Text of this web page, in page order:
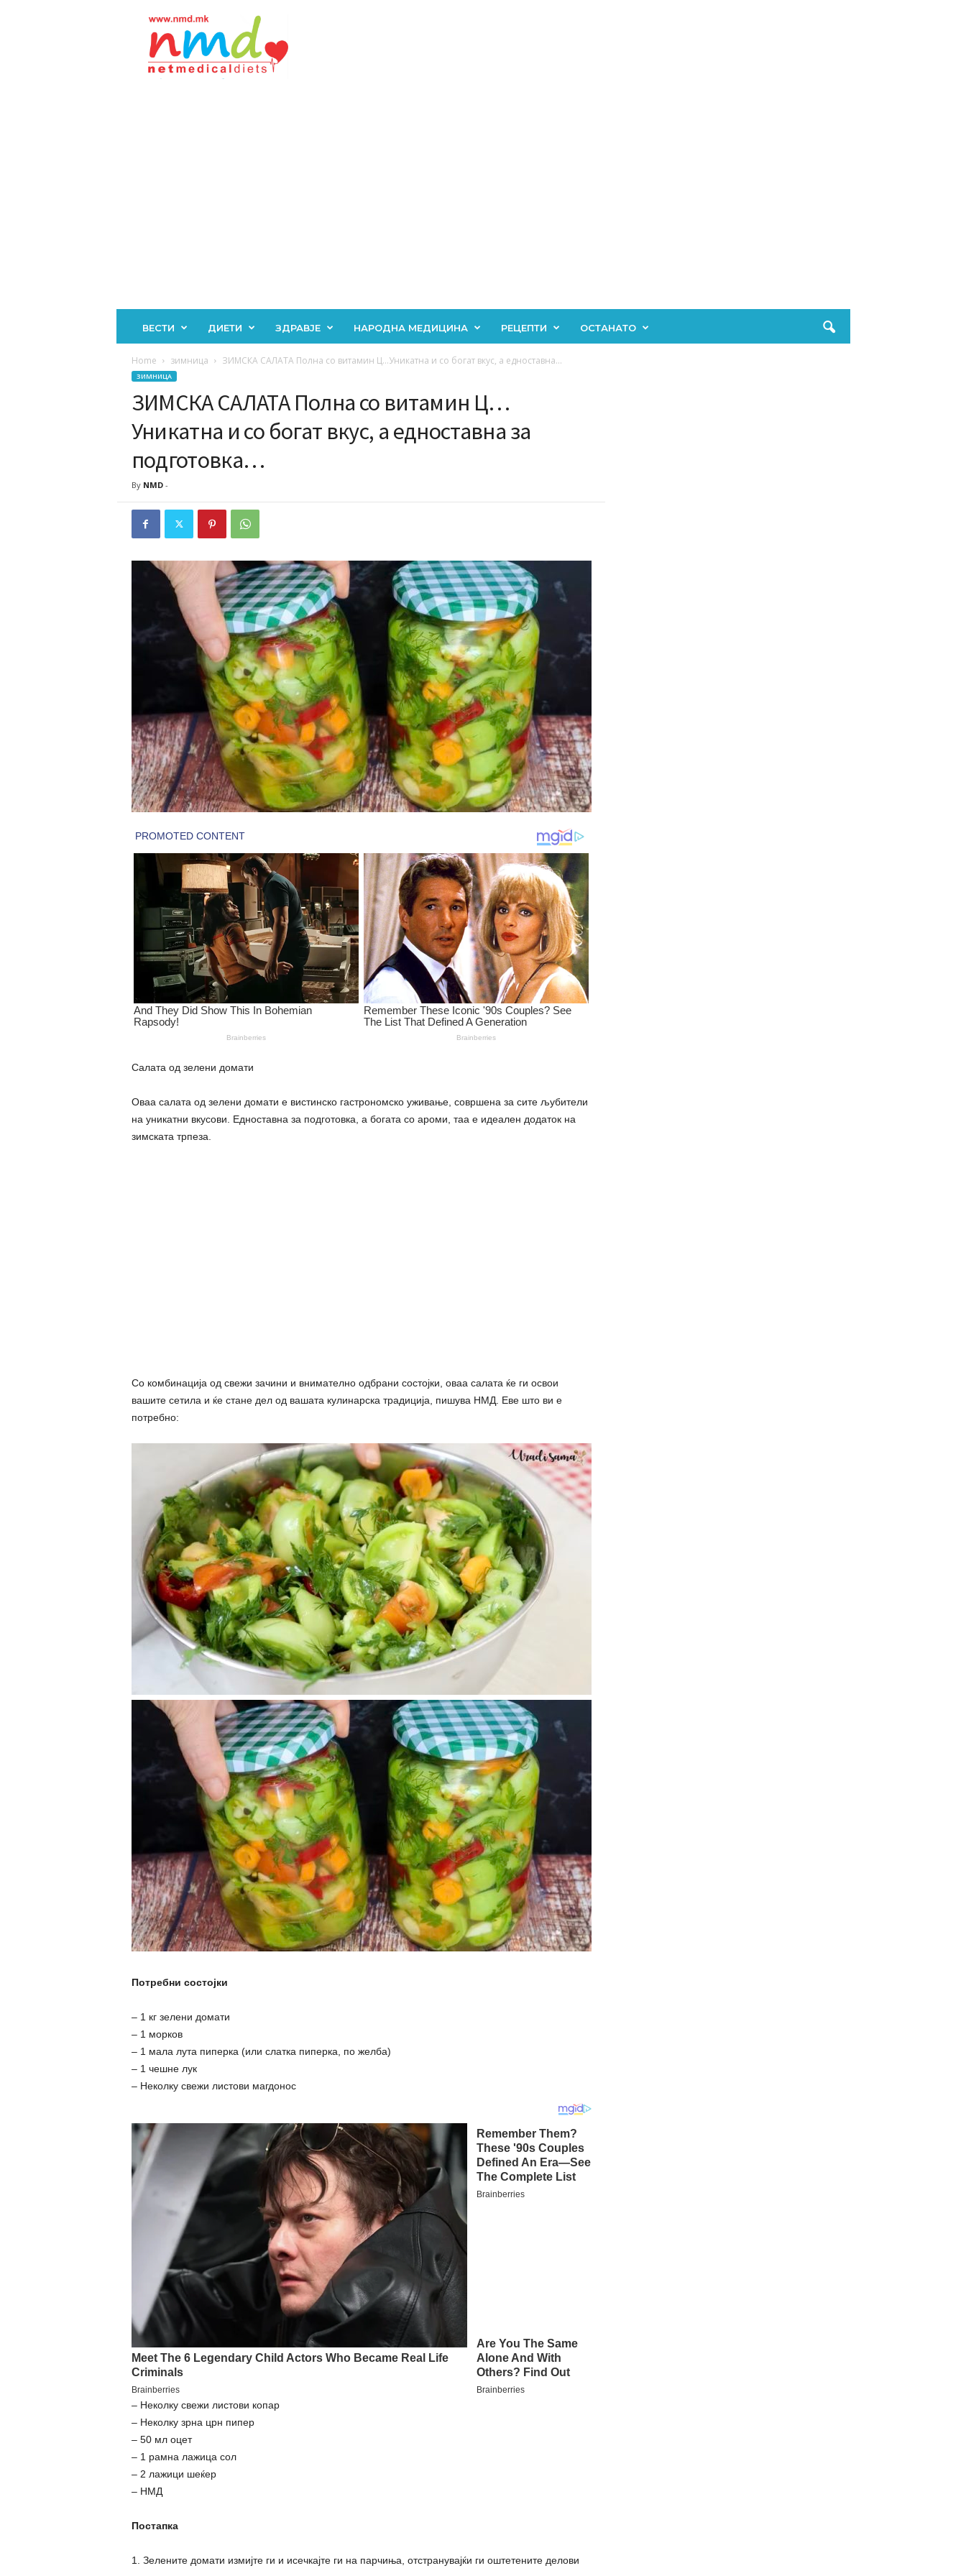
ВЕСТИ ДИЕТИ ЗДРАВЈЕ НАРОДНА МЕДИЦИНА РЕЦЕПТИ ОСТАНАТО
Home зимница ЗИМСКА САЛАТА Полна со витамин Ц…Уникатна и со богат вкус, а едноставна...
ЗИМНИЦА
ЗИМСКА САЛАТА Полна со витамин Ц…
Уникатна и со богат вкус, а едноставна за
подготовка…
By NMD-
Салата од зелени домати
Оваа салата од зелени домати е вистинско гастрономско уживање, совршена за сите љубители
на уникатни вкусови. Едноставна за подготовка, а богата со ароми, таа е идеален додаток на
зимската трпеза.
Со комбинација од свежи зачини и внимателно одбрани состојки, оваа салата ќе ги освои
вашите сетила и ќе стане дел од вашата кулинарска традиција, пишува НМД. Еве што ви е
потребно:
Потребни состојки
– 1 кг зелени домати
– 1 морков
– 1 мала лута пиперка (или слатка пиперка, по желба)
– 1 чешне лук
– Неколку свежи листови магдонос
– Неколку свежи листови копар
– Неколку зрна црн пипер
– 50 мл оцет
– 1 рамна лажица сол
– 2 лажици шеќер
– НМД
Постапка
1. Зелените домати измијте ги и исечкајте ги на парчиња, отстранувајќи ги оштетените делови